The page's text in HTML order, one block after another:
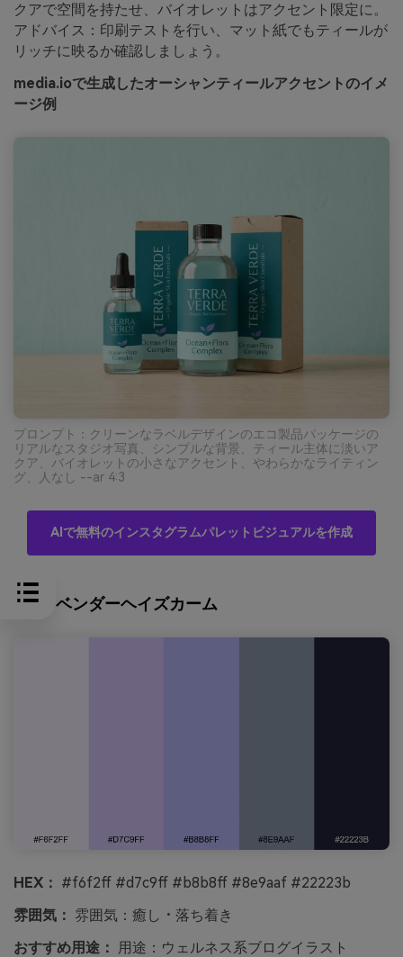
クアで空間を持たせ、バイオレットはアクセント限定に。
アドバイス：印刷テストを行い、マット紙でもティールが
リッチに映るか確認しましょう。
media.ioで生成したオーシャンティールアクセントのイメ
ージ例
プロンプト：クリーンなラベルデザインのエコ製品パッケージの
リアルなスタジオ写真、シンプルな背景、ティール主体に淡いア
クア、バイオレットの小さなアクセント、やわらかなライティン
グ、人なし --ar 4:3
AIで無料のインスタグラムパレットビジュアルを作成
9）ラベンダーヘイズカーム
HEX： #f6f2ff #d7c9ff #b8b8ff #8e9aaf #22223b
雰囲気： 雰囲気：癒し・落ち着き
おすすめ用途：
用途：ウェルネス系ブログイラスト